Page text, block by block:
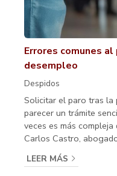
Errores comunes
desempleo
Despidos
Solicitar el paro tras la
parecer un trámite
veces es más
Carlos Castro,
Compostela,
fallos derivan en
LEER MÁS